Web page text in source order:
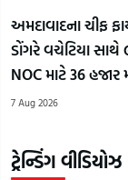
અમદાવાદના ચીફ
ડોંગરે વચેટિયા સાથે
NOC માટે 36 હજાર
7 Aug 2026
ટ્રેન્ડિંગ વીડિયોઝ
સાથે ટેભે-
ટેભે
જીવનનું
ઘડતર
કરવાની
કહાની
8